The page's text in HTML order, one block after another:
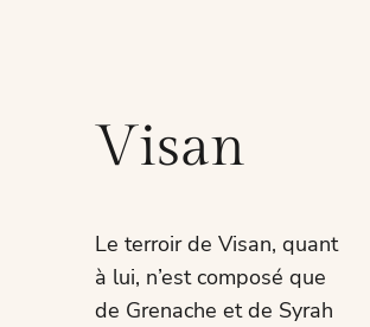
Visan
Le terroir de Visan, quant
à lui, n’est composé que
de Grenache et de Syrah